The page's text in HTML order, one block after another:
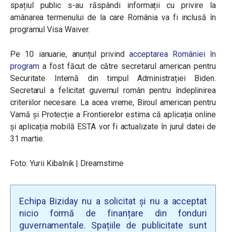
spațiul public s-au răspândi informații cu privire la
amânarea termenului de la care România va fi inclusă în
programul Visa Waiver.
Pe 10 ianuarie, anunțul privindacceptarea României în
programa fost făcut de către secretarul american pentru
Securitate Internă din timpul Administrației Biden.
Secretarul a felicitat guvernul român pentru îndeplinirea
criteriilor necesare. La acea vreme, Biroul american pentru
Vamă și Protecție a Frontierelor estima că aplicația online
și aplicația mobilă ESTA vor fi actualizate în jurul datei de
31 martie.
Foto: Yurii Kibalnik | Dreamstime
Echipa Biziday nu a solicitat și nu a acceptat
nicio formă de finanțare din fonduri
guvernamentale. Spațiile de publicitate sunt